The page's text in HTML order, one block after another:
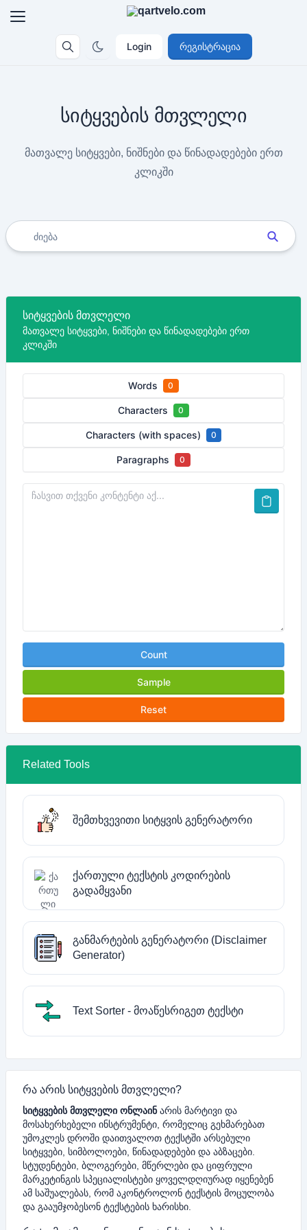
Login რეგისტრაცია
სიტყვების მთვლელი
მათვალე სიტყვები, ნიშნები და წინადადებები ერთ
კლიკში
სიტყვების მთვლელი
მათვალე სიტყვები, ნიშნები და წინადადებები ერთ
კლიკში
Words 0
Characters 0
Characters (with spaces) 0
Paragraphs 0
Count
Sample
Reset
Related Tools
შემთხვევითი სიტყვის გენერატორი
ქართული ტექსტის კოდირების
გადამყვანი
განმარტების გენერატორი (Disclaimer
Generator)
Text Sorter - მოაწესრიგეთ ტექსტი
რა არის სიტყვების მთვლელი?
სიტყვების მთვლელი ონლაინარის მარტივი და
მოსახერხებელი ინსტრუმენტი, რომელიც გეხმარებათ
უმოკლეს დროში დაითვალოთ ტექსტში არსებული
სიტყვები, სიმბოლოები, წინადადებები და აბზაცები.
სტუდენტები, ბლოგერები, მწერლები და ციფრული
მარკეტინგის სპეციალისტები ყოველდღიურად იყენებენ
ამ საშუალებას, რომ აკონტროლონ ტექსტის მოცულობა
და გააუმჯობესონ ტექსტების ხარისხი.